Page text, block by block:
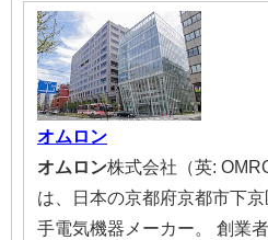
オム ロン
オム ロン株式会社（英:
は、日本の京都府京都市下
手電気機器メーカー。 創業